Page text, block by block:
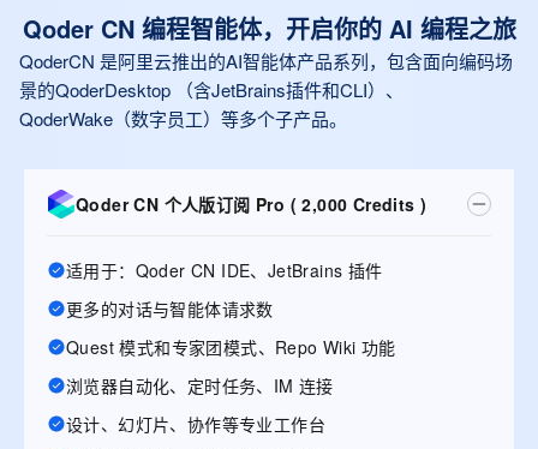
Qoder CN 编程智能体，开启你的 AI 编程之旅
QoderCN 是阿里云推出的AI智能体产品系列，包含面向编码场
景的QoderDesktop （含JetBrains插件和CLI）、
QoderWake（数字员工）等多个子产品。
Qoder CN 个人版订阅 Pro ( 2,000 Credits )
适用于：Qoder CN IDE、JetBrains 插件
更多的对话与智能体请求数
Quest 模式和专家团模式、Repo Wiki 功能
浏览器自动化、定时任务、IM 连接
设计、幻灯片、协作等专业工作台